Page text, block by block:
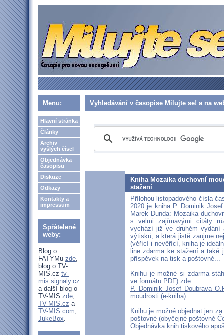
Menu:
Hlavní stránka
Články
Archiv
vyšlých čísel
Objednávka
časopisu
Diskuze
Odkazy
Kontakty a
impressum
Spřátelené
weby:
Blog o
FATYMu zde,
blog o TV-
MIS.cz tv-
mis.signaly.cz
a další blog o
TV-MIS zde,
TV-MIS.cz a
TV-MIS.com,
JukeBox.
Vyhledávání v časopise Milujte se! a na
Kniha Mozaika duchovní
stažení
Přílohou listopadového čísla
2020 je kniha P. Dominik
Marek Dunda: Mozaika
s velmi zajímavými citáty
vychází již ve druhém vydání
výtisků, a která jistě zaujme
(věřící i nevěřící, kniha je
line zdarma ke stažení a
příspěvek na tisk a poštovné...
Knihu je možné si zdarma
ve formátu PDF) zde:
P. Dominik Josef Doubrava
moudrosti (e-kniha)
Knihu je možné objednat jen
poštovné (obyčejné poštovné
Objednávka knih tiskového